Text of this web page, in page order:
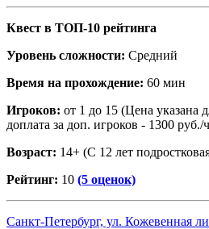
Квест в ТОП-10 рейтинга
Уровень сложности: Средний
Время на прохождение: 60 мин
Игроков: от 1 до 15 (Цена указана
доплата за доп. игроков - 1300 руб./
Возраст: 14+ (С 12 лет
Рейтинг: 10 (5 оценок)
Санкт-Петербург, ул. Кожевенная